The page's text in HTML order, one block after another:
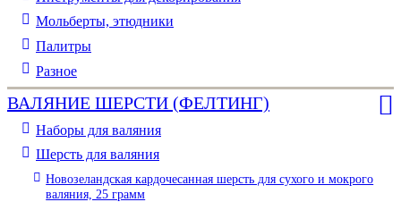
Мольберты, этюдники
Палитры
Разное
ВАЛЯНИЕ ШЕРСТИ (ФЕЛТИНГ)
Наборы для валяния
Шерсть для валяния
Новозеландская кардочесанная шерсть для сухого и мокрого
валяния, 25 грамм